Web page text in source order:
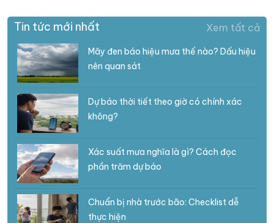
Tin tức mới nhất Xem tất cả
Mây đen báo hiệu mưa thế nào? Dấu hiệu
nên quan sát
Dự báo thời tiết theo giờ có chính xác
không?
Xác suất mưa nghĩa là gì? Cách đọc
phần trăm dự báo
Chuẩn bị nhà trước bão: Checklist dễ
thực hiện